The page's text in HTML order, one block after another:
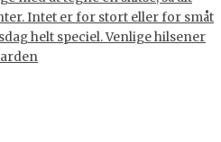
Intet er for stort eller for småt
helt speciel. Venlige hilsener